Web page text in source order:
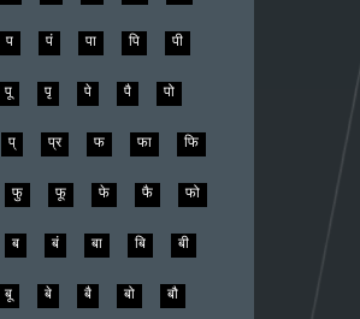
प पं पा पि पी
पू पृ पे पै पो
प् प्र फ फा फि
फु फू फे फै फो
ब बं बा बि बी
बू बे बै बो बौ